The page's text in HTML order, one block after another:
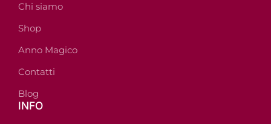
Chi siamo
Shop
Anno Magico
Contatti
Blog
INFO